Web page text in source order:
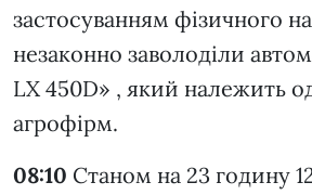
застосуванням фізичного
незаконно заволоділи
LX 450D» , який належить
агрофірм.
08:10 Станом на 23 годину